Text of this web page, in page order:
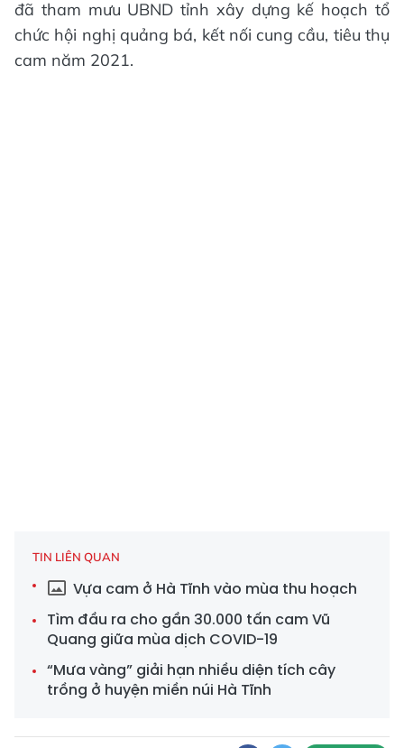
đã tham mưu UBND tỉnh xây dựng kế hoạch tổ
chức hội nghị quảng bá, kết nối cung cầu, tiêu thụ
cam năm 2021.
TIN LIÊN QUAN
Vựa cam ở Hà Tĩnh vào mùa thu hoạch
Tìm đầu ra cho gần 30.000 tấn cam Vũ
Quang giữa mùa dịch COVID-19
“Mưa vàng” giải hạn nhiều diện tích cây
trồng ở huyện miền núi Hà Tĩnh